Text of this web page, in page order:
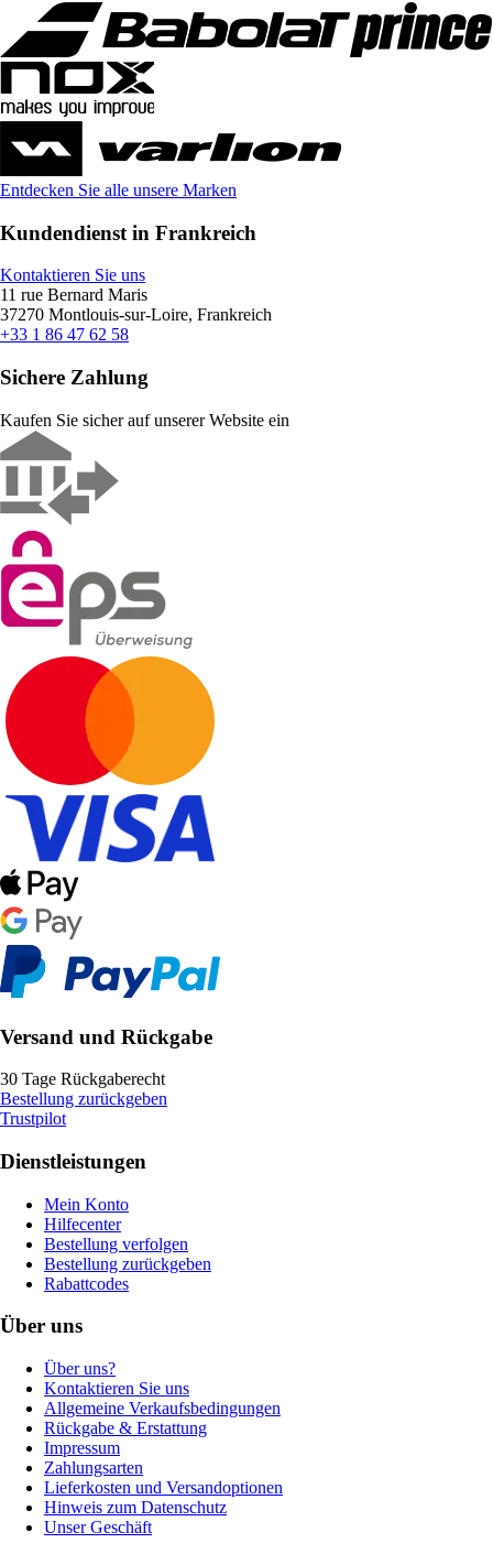
Entdecken Sie alle unsere Marken
Kundendienst in Frankreich
Kontaktieren Sie uns
11 rue Bernard Maris
37270 Montlouis-sur-Loire, Frankreich
+33 1 86 47 62 58
Sichere Zahlung
Kaufen Sie sicher auf unserer Website ein
Versand und Rückgabe
30 Tage Rückgaberecht
Bestellung zurückgeben
Trustpilot
Dienstleistungen
Mein Konto
Hilfecenter
Bestellung verfolgen
Bestellung zurückgeben
Rabattcodes
Über uns
Über uns?
Kontaktieren Sie uns
Allgemeine Verkaufsbedingungen
Rückgabe & Erstattung
Impressum
Zahlungsarten
Lieferkosten und Versandoptionen
Hinweis zum Datenschutz
Unser Geschäft